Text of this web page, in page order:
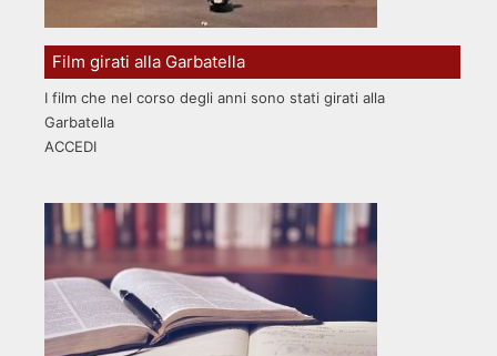
Film girati alla Garbatella
I film che nel corso degli anni sono stati girati alla
Garbatella
ACCEDI